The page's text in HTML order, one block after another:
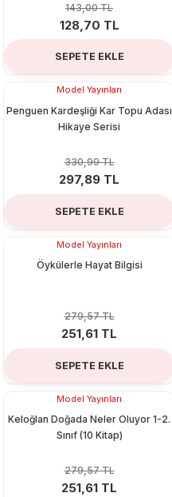
143,00 TL
128,70 TL
SEPETE EKLE
Model Yayınları
Penguen Kardeşliği Kar Topu Adası
Hikaye Serisi
330,99 TL
297,89 TL
SEPETE EKLE
Model Yayınları
Öykülerle Hayat Bilgisi
279,57 TL
251,61 TL
SEPETE EKLE
Model Yayınları
Keloğlan Doğada Neler Oluyor 1-2.
Sınıf (10 Kitap)
279,57 TL
251,61 TL